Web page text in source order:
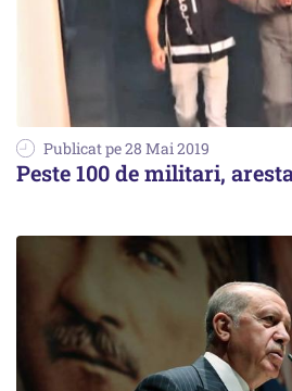
Publicat pe 28 Mai 2019
Peste 100 de militari,